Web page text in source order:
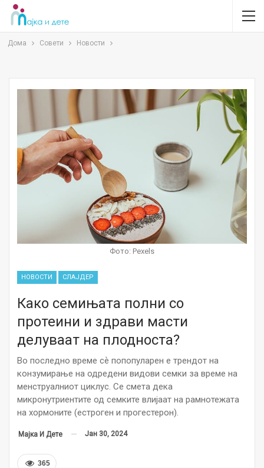
Дома Совети Новости
Фото: Pexels
НОВОСТИ СЛАЈДЕР
Како семињата полни со
протеини и здрави масти
делуваат на плодноста?
Во последно време сѐ попопуларен е трендот на
конзумирање на одредени видови семки за време на
менструалниот циклус. Се смета дека
микронутриентите од семките влијаат на рамнотежата
на хормоните (естроген и прогестерон).
Мајка И Дете Јан 30, 2024
365